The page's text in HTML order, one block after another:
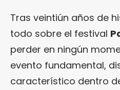
Tras veintiún años de
todo sobre el festival
perder en ningún
evento fundamental,
característico dentro